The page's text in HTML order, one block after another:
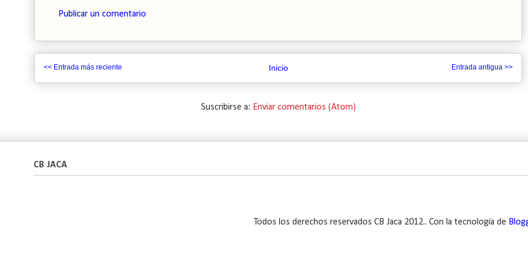
Publicar un comentario
<< Entrada más reciente Entrada antigua >>
Inicio
Suscribirse a: Enviar comentarios (Atom)
CB JACA
Todos los derechos reservados CB Jaca 2012.. Con la tecnología de